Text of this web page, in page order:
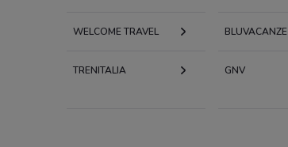
WELCOME TRAVEL BLUVACANZE
TRENITALIA GNV